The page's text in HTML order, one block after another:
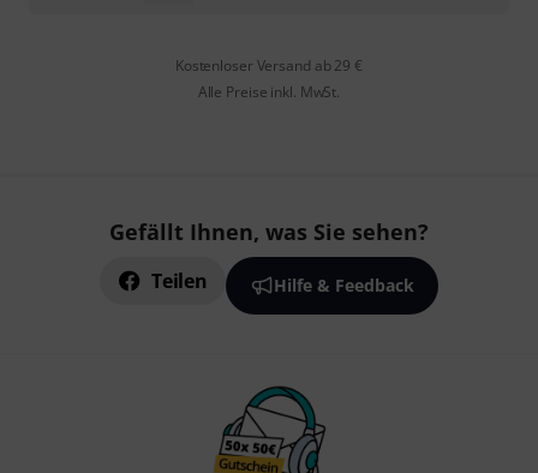
Kostenloser Versand ab 29 €
Alle Preise inkl. MwSt.
Gefällt Ihnen, was Sie sehen?
Teilen Hilfe & Feedback